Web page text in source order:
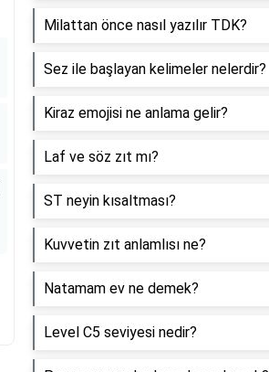
Milattan önce nasıl yazılır TDK?
Sez ile başlayan kelimeler nelerdir?
Kiraz emojisi ne anlama gelir?
Laf ve söz zıt mı?
ST neyin kısaltması?
Kuvvetin zıt anlamlısı ne?
Natamam ev ne demek?
Level C5 seviyesi nedir?